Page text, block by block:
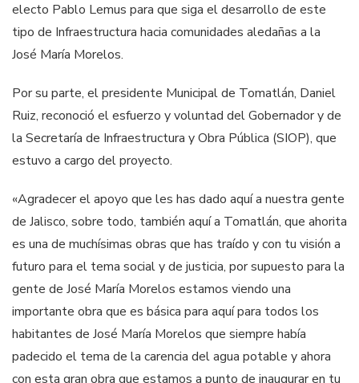
electo Pablo Lemus para que siga el desarrollo de este
tipo de Infraestructura hacia comunidades aledañas a la
José María Morelos.
Por su parte, el presidente Municipal de Tomatlán, Daniel
Ruiz, reconoció el esfuerzo y voluntad del Gobernador y de
la Secretaría de Infraestructura y Obra Pública (SIOP), que
estuvo a cargo del proyecto.
«Agradecer el apoyo que les has dado aquí a nuestra gente
de Jalisco, sobre todo, también aquí a Tomatlán, que ahorita
es una de muchísimas obras que has traído y con tu visión a
futuro para el tema social y de justicia, por supuesto para la
gente de José María Morelos estamos viendo una
importante obra que es básica para aquí para todos los
habitantes de José María Morelos que siempre había
padecido el tema de la carencia del agua potable y ahora
con esta gran obra que estamos a punto de inaugurar en tu